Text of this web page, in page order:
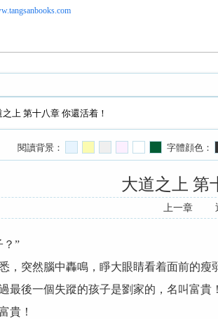
之上 第十八章 你還活着！
閱讀背景： 字體顔色：
大道之上 第
上一章
”
突然腦中轟鳴，睜大眼睛看着面前的瘦
後一個失蹤的孩子是劉家的，名叫富貴！
貴！